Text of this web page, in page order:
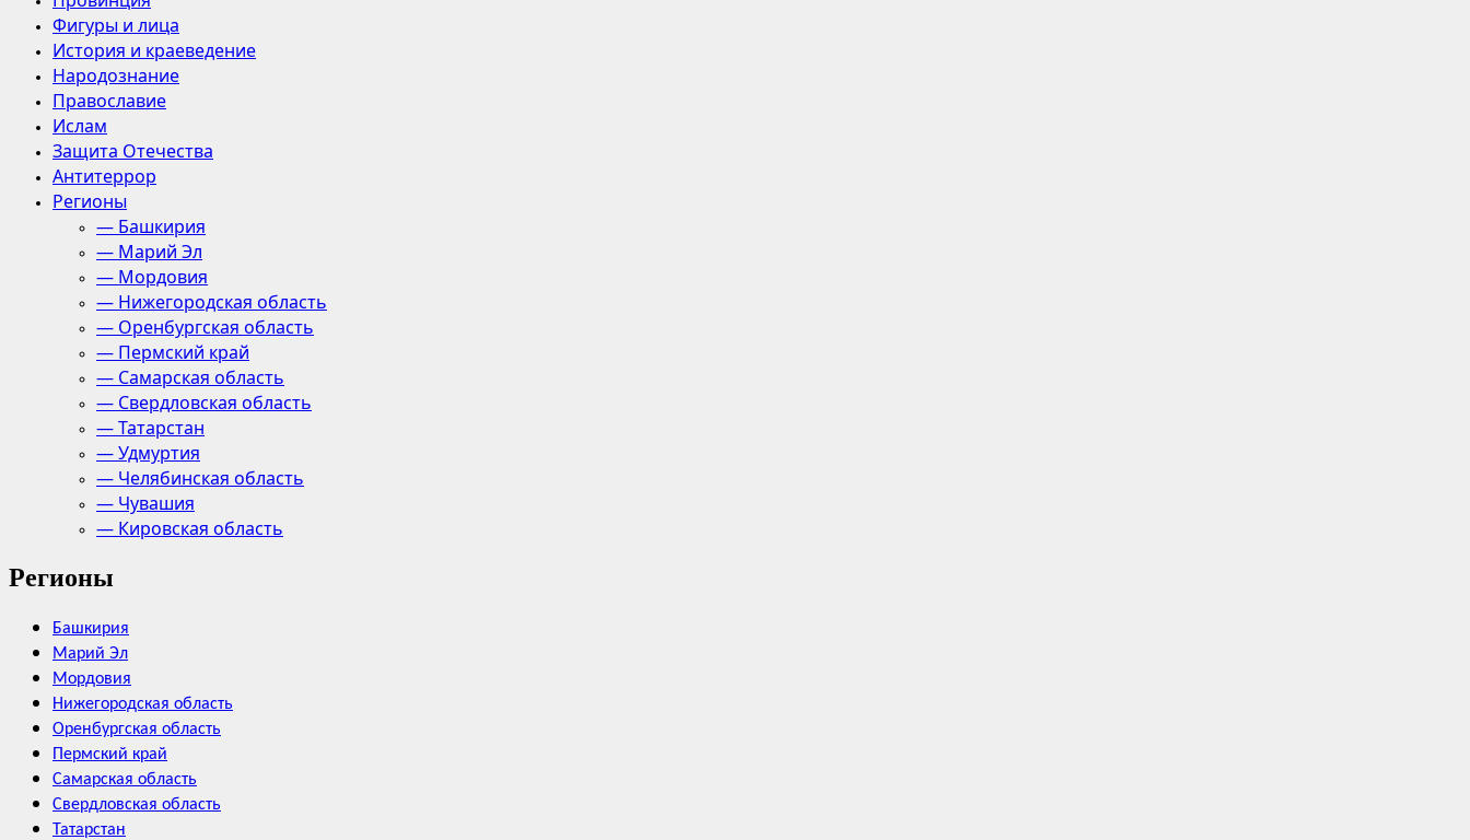
Фигуры и лица
История и краеведение
Народознание
Православие
Ислам
Защита Отечества
Антитеррор
Регионы
— Башкирия
— Марий Эл
— Мордовия
— Нижегородская область
— Оренбургская область
— Пермский край
— Самарская область
— Свердловская область
— Татарстан
— Удмуртия
— Челябинская область
— Чувашия
— Кировская область
Регионы
Башкирия
Марий Эл
Мордовия
Нижегородская область
Оренбургская область
Пермский край
Самарская область
Свердловская область
Татарстан